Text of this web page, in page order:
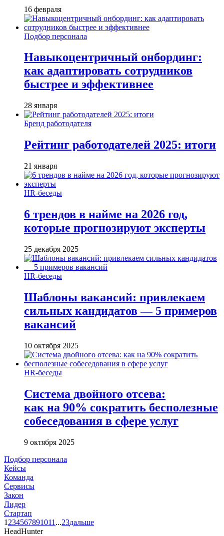
16 февраля
Подбор персонала
Навыкоцентричный онбординг:
как адаптировать сотрудников
быстрее и эффективнее
28 января
Бренд работодателя
Рейтинг работодателей 2025: итоги
21 января
HR-беседы
6 трендов в найме на 2026 год,
которые прогнозируют эксперты
25 декабря 2025
HR-беседы
Шаблоны вакансий: привлекаем
сильных кандидатов — 5 примеров
вакансий
10 октября 2025
HR-беседы
Система двойного отсева:
как на 90% сократить бесполезные
собеседования в сфере услуг
9 октября 2025
Подбор персонала
Кейсы
Команда
Сервисы
Закон
Лидер
Стартап
1 234567891011 ...23дальше
HeadHunter